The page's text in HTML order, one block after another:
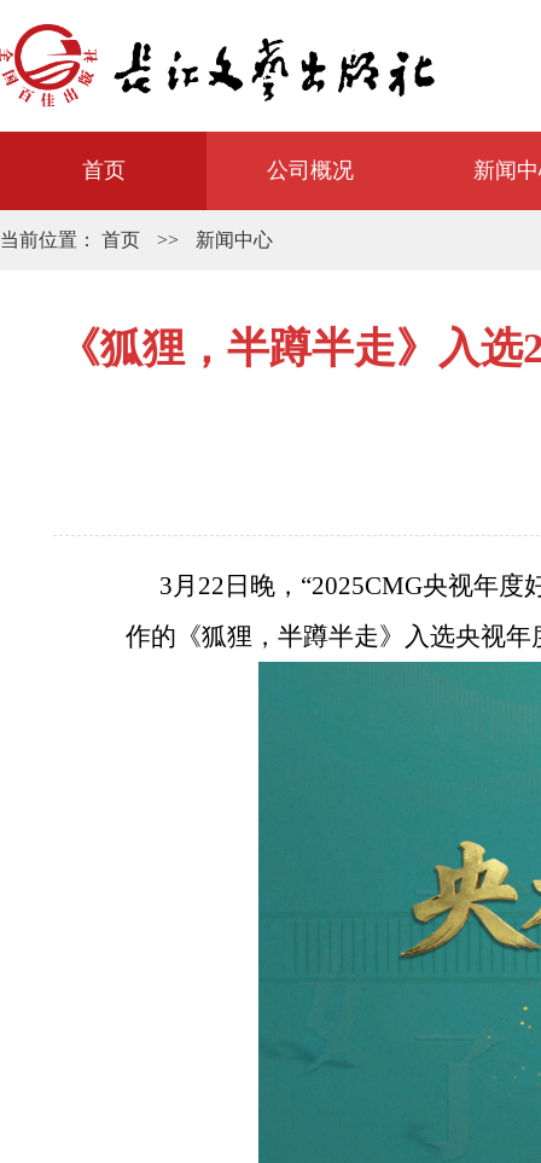
首页 公司概况 新闻
当前位置： 首页 >> 新闻中心
《狐狸，半蹲半走》入
3月22日晚，“2025CMG央视年
作的《狐狸，半蹲半走》入选央视